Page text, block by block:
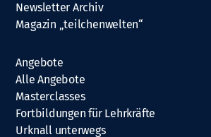
Newsletter Archiv
Magazin „teilchenwelten“
Angebote
Alle Angebote
Masterclasses
Fortbildungen für Lehrkräfte
Urknall unterwegs